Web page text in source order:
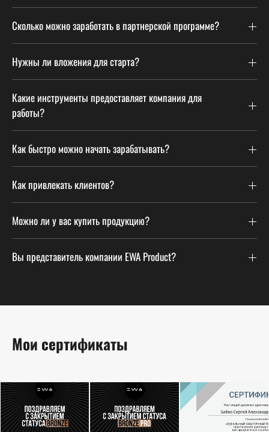
Сколько можно заработать в партнерской программе?
Нужны ли вложения для старта?
Какие инструменты предоставляет компания для
работы?
Как быстро можно начать зарабатывать?
Как привлекать клиентов?
Можно ли у вас купить продукцию?
Вы представитель компании EWA Product?
Мои сертификаты